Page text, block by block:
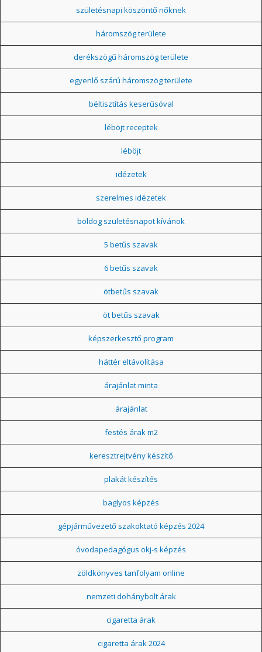
születésnapi köszöntő nőknek
háromszög területe
derékszögű háromszög területe
egyenlő szárú háromszög területe
béltisztítás keserűsóval
léböjt receptek
léböjt
idézetek
szerelmes idézetek
boldog születésnapot kívánok
5 betűs szavak
6 betűs szavak
ötbetűs szavak
öt betűs szavak
képszerkesztő program
háttér eltávolítása
árajánlat minta
árajánlat
festés árak m2
keresztrejtvény készítő
plakát készítés
baglyos képzés
gépjárművezető szakoktató képzés 2024
óvodapedagógus okj-s képzés
zöldkönyves tanfolyam online
nemzeti dohánybolt árak
cigaretta árak
cigaretta árak 2024